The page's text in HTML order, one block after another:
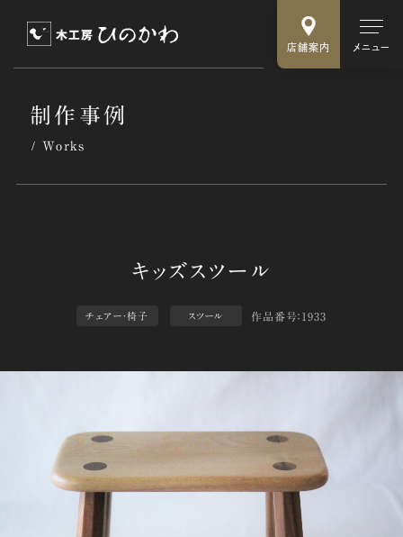
店舗案内 メニュー
制作事例
Works
チェアー・椅子 スツール 作品番号：1933